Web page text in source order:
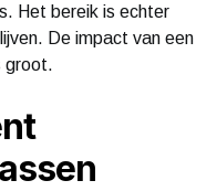
Het bereik is echter
De impact van een
groot.